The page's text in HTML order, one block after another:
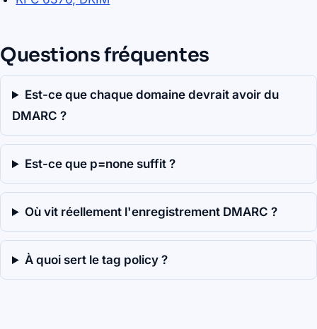
Questions fréquentes
Est-ce que chaque domaine devrait avoir du
DMARC ?
Est-ce que p=none suffit ?
Où vit réellement l'enregistrement DMARC ?
À quoi sert le tag policy ?